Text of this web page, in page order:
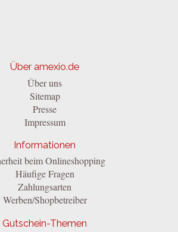
Über amexio.de
Über uns
Sitemap
Presse
Impressum
Informationen
beim Onlineshopping
Häufige Fragen
Zahlungsarten
Werben/Shopbetreiber
Gutschein-Themen